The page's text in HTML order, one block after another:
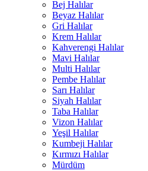
Bej Halılar
Beyaz Halılar
Gri Halılar
Krem Halılar
Kahverengi Halılar
Mavi Halılar
Multi Halılar
Pembe Halılar
Sarı Halılar
Siyah Halılar
Taba Halılar
Vizon Halılar
Yeşil Halılar
Kumbeji Halılar
Kırmızı Halılar
Mürdüm